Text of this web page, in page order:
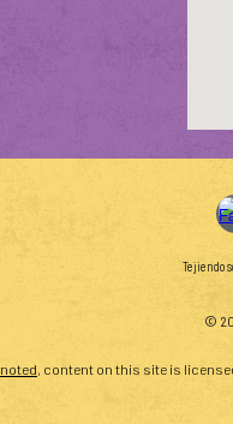
Tejiendo
©
noted, content on this site is